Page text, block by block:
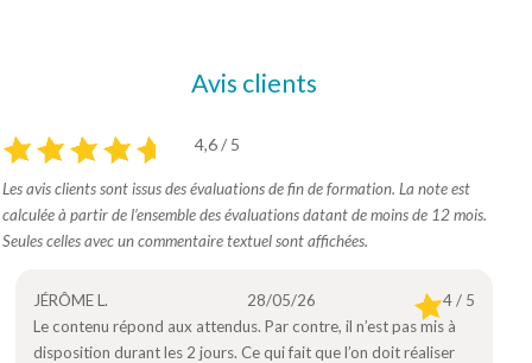
Avis clients
4,6 / 5
Les avis clients sont issus des évaluations de fin de formation. La note est
calculée à partir de l’ensemble des évaluations datant de moins de 12 mois.
Seules celles avec un commentaire textuel sont affichées.
JÉRÔME L. 28/05/26
4 / 5
Le contenu répond aux attendus. Par contre, il n’est pas mis à
disposition durant les 2 jours. Ce qui fait que l’on doit réaliser